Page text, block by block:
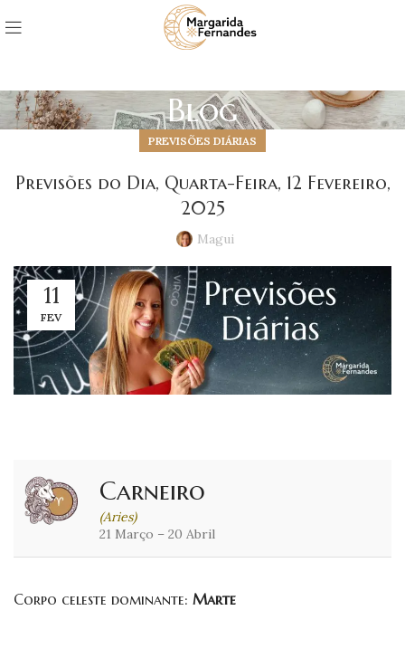
Blog
PREVISÕES DIÁRIAS
Previsões do Dia, Quarta-Feira, 12 Fevereiro,
2025
Magui
11
FEV
Carneiro
(Aries)
21 Março – 20 Abril
Corpo celeste dominante: Marte